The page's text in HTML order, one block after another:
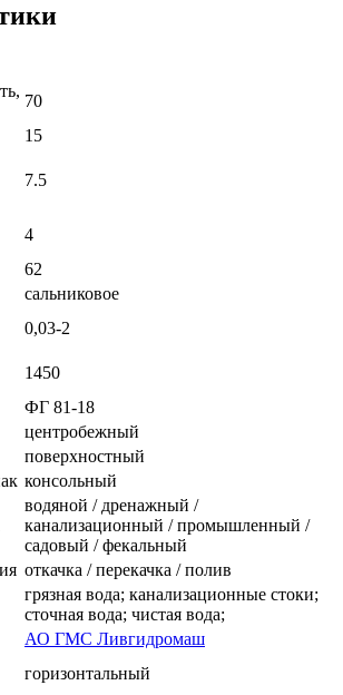
70
15
7.5
4
62
сальниковое
0,03-2
1450
ФГ 81-18
центробежный
поверхностный
консольный
водяной / дренажный /
канализационный / промышленный /
садовый / фекальный
откачка / перекачка / полив
грязная вода; канализационные стоки;
сточная вода; чистая вода;
АО ГМС Ливгидромаш
горизонтальный